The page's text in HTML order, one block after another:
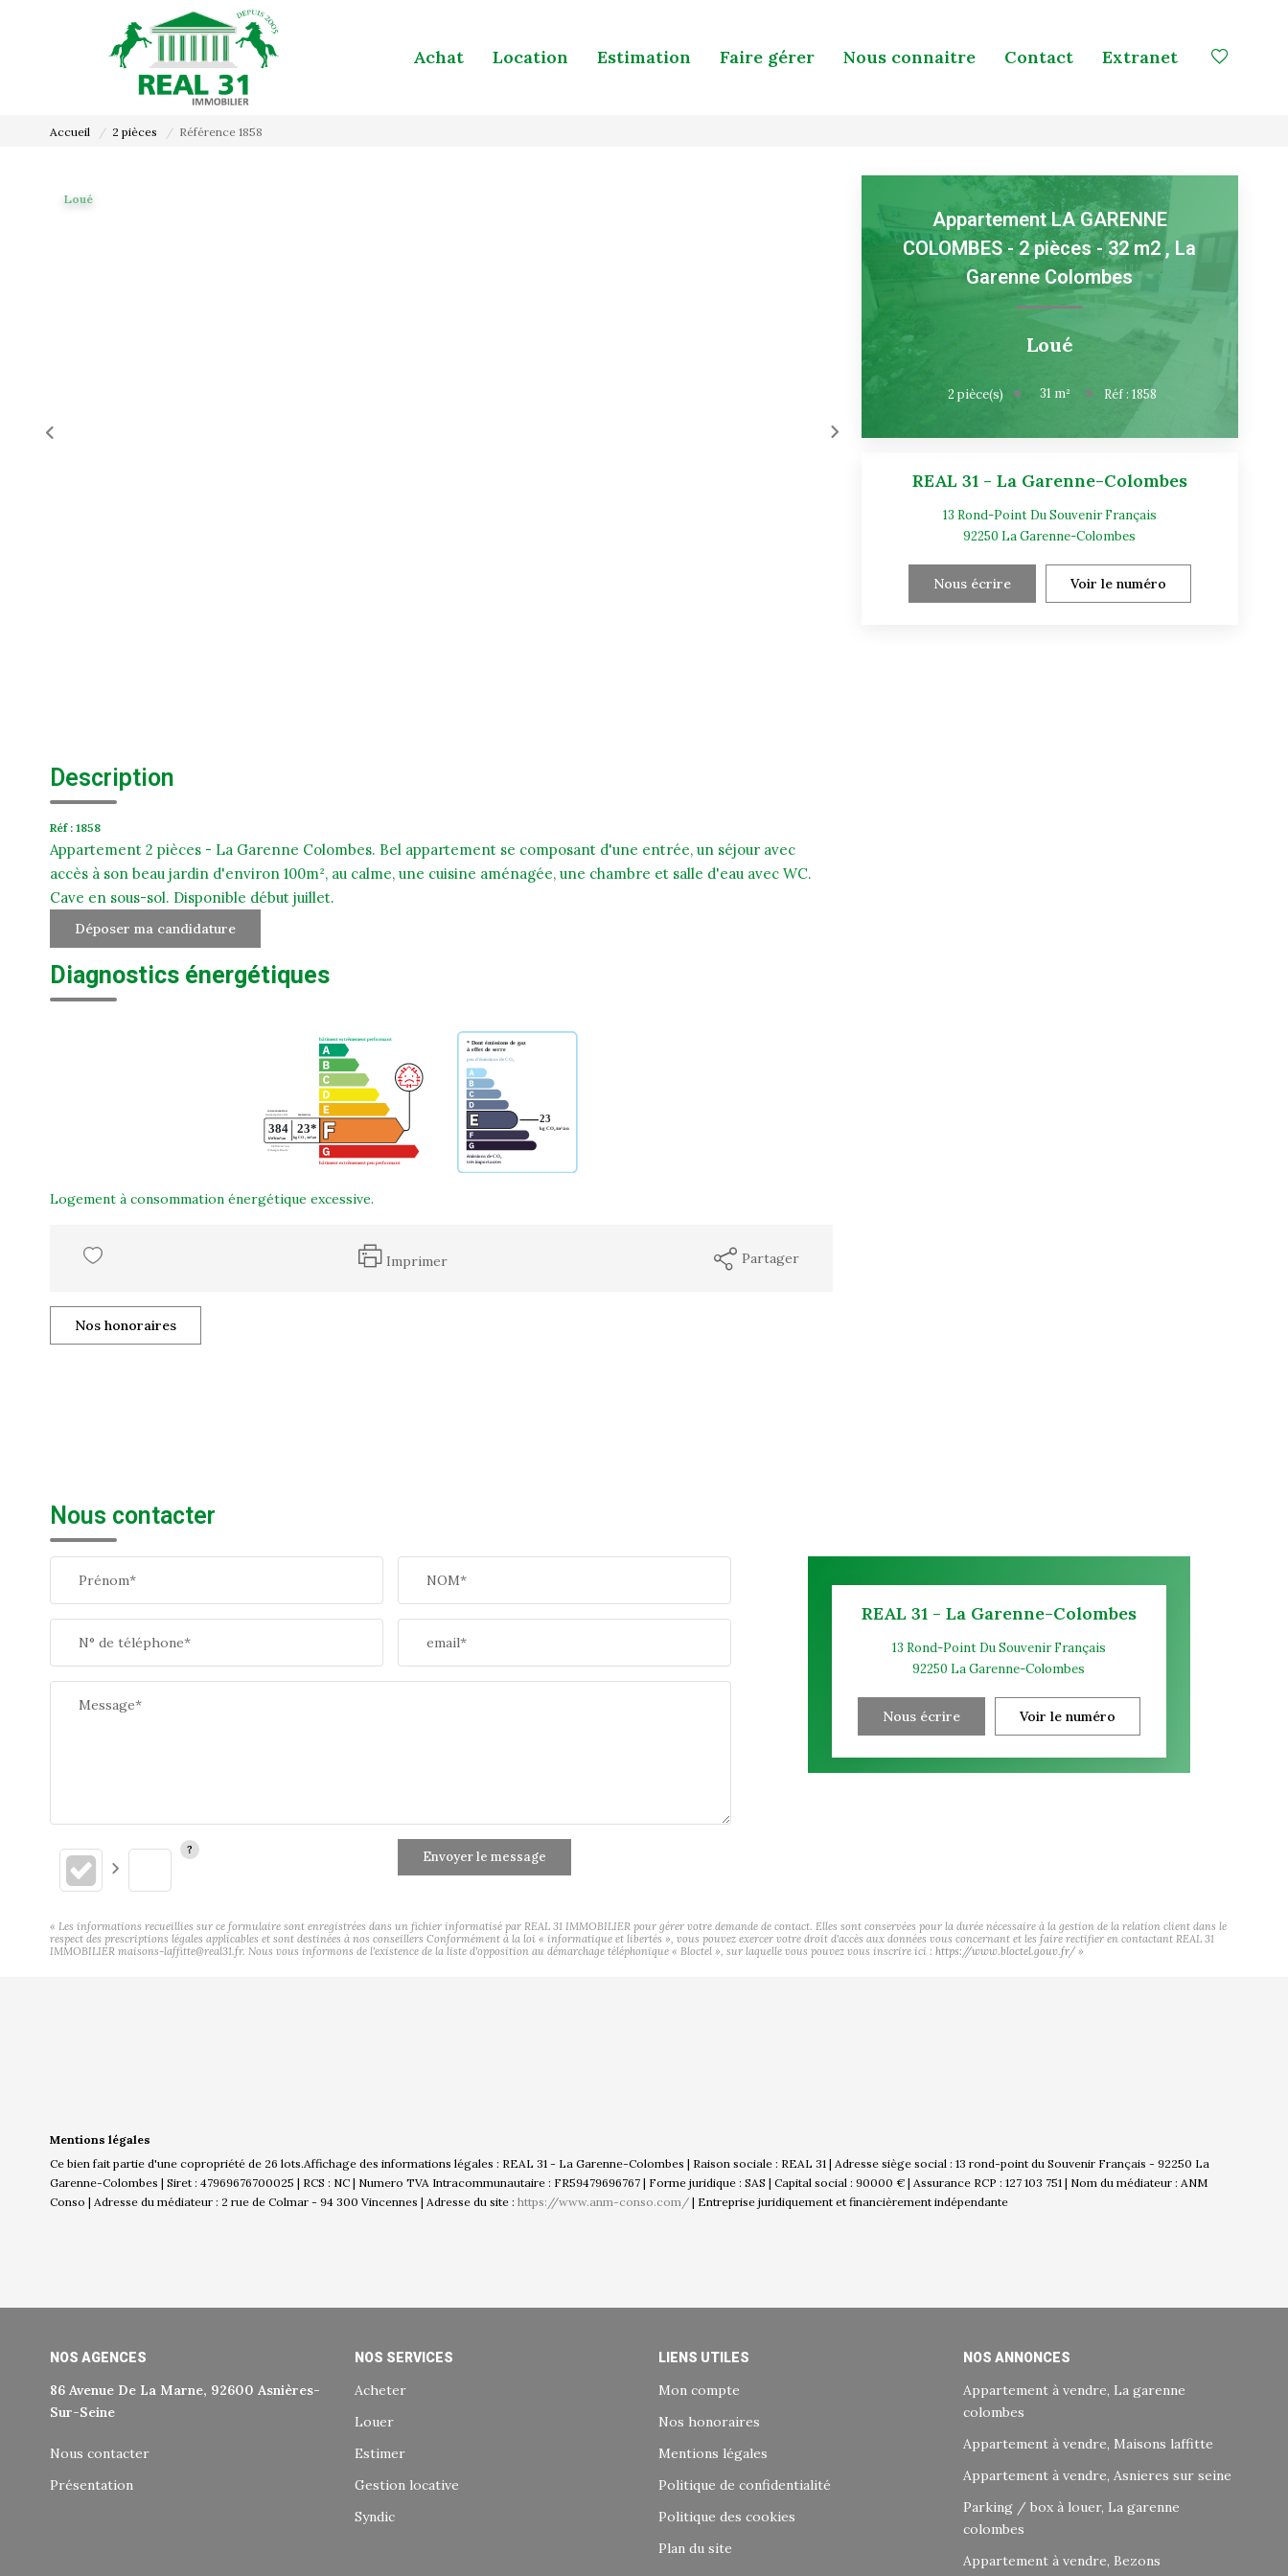
Achat Location Estimation Faire gérer Nous connaitre Contact Extranet
Accueil 2 pièces Référence 1858
Loué
Description
Réf : 1858
Appartement 2 pièces - La Garenne Colombes. Bel appartement se composant d'une entrée, un séjour avec
accès à son beau jardin d'environ 100m², au calme, une cuisine aménagée, une chambre et salle d'eau avec WC.
Cave en sous-sol. Disponible début juillet.
Déposer ma candidature
Diagnostics énergétiques
Logement à consommation énergétique excessive.
Imprimer Partager
Nos honoraires
Appartement LA GARENNE
COLOMBES - 2 pièces - 32 m2 , La
Garenne Colombes
Loué
2pièce(s) 31 m² Réf :1858
REAL 31 - La Garenne-Colombes
13 Rond-Point Du Souvenir Français
92250 La Garenne-Colombes
Nous écrire Voir le numéro
Nous contacter
Prénom* NOM*
N° de téléphone* email*
Message*
Envoyer le message
REAL 31 - La Garenne-Colombes
13 Rond-Point Du Souvenir Français
92250 La Garenne-Colombes
Nous écrire Voir le numéro
« Les informations recueillies sur ce formulaire sont enregistrées dans un fichier informatisé par REAL 31 IMMOBILIER pour gérer votre demande de contact. Elles sont conservées pour la durée nécessaire à la gestion de la relation client dans le
respect des prescriptions légales applicables et sont destinées à nos conseillers Conformément à la loi « informatique et libertés », vous pouvez exercer votre droit d'accès aux données vous concernant et les faire rectifier en contactant REAL 31
IMMOBILIER maisons-laffitte@real31.fr. Nous vous informons de l'existence de la liste d'opposition au démarchage téléphonique « Bloctel », sur laquelle vous pouvez vous inscrire ici : https://www.bloctel.gouv.fr/ »
Mentions légales
Ce bien fait partie d'une copropriété de 26 lots.Affichage des informations légales : REAL 31 - La Garenne-Colombes | Raison sociale : REAL 31 | Adresse siège social : 13 rond-point du Souvenir Français - 92250 La
Garenne-Colombes | Siret : 47969676700025 | RCS : NC | Numero TVA Intracommunautaire : FR59479696767 | Forme juridique : SAS | Capital social : 90000 € | Assurance RCP : 127 103 751 | Nom du médiateur : ANM
Conso | Adresse du médiateur : 2 rue de Colmar - 94 300 Vincennes | Adresse du site : https://www.anm-conso.com/ | Entreprise juridiquement et financièrement indépendante
NOS AGENCES
86 Avenue De La Marne, 92600 Asnières-
Sur-Seine
Nous contacter
Présentation
NOS SERVICES
Acheter
Louer
Estimer
Gestion locative
Syndic
LIENS UTILES
Mon compte
Nos honoraires
Mentions légales
Politique de confidentialité
Politique des cookies
Plan du site
NOS ANNONCES
Appartement à vendre, La garenne
colombes
Appartement à vendre, Maisons laffitte
Appartement à vendre, Asnieres sur seine
Parking / box à louer, La garenne
colombes
Appartement à vendre, Bezons